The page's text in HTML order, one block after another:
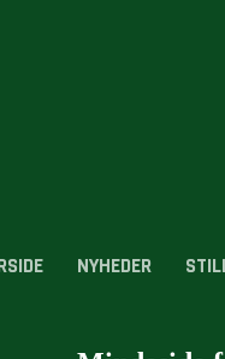
NYHEDER